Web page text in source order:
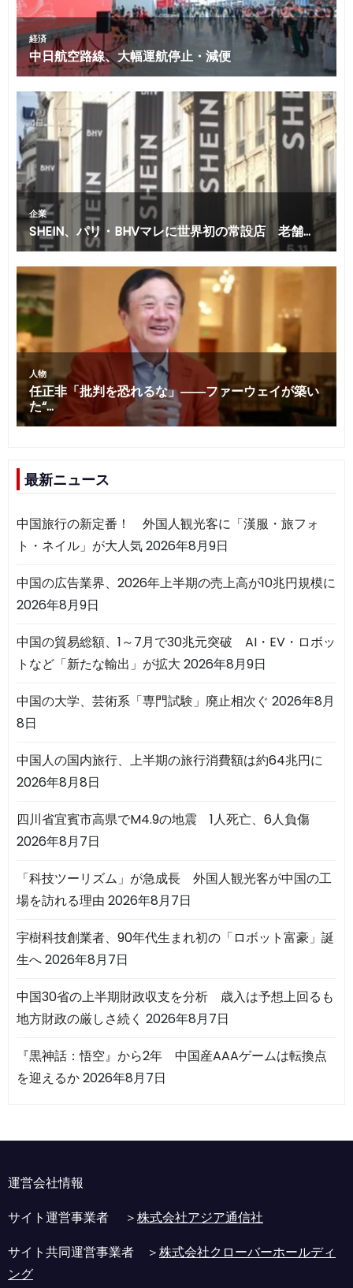
最新ニュース
中国旅行の新定番！ 外国人観光客に「漢服・旅フォ
ト・ネイル」が大人気2026年8月9日
中国の広告業界、2026年上半期の売上高が10兆円規模に
2026年8月9日
中国の貿易総額、1～7月で30兆元突破 AI・EV・ロボッ
トなど「新たな輸出」が拡大 2026年8月9日
中国の大学、芸術系「専門試験」廃止相次ぐ 2026年8月
8日
中国人の国内旅行、上半期の旅行消費額は約64兆円に
2026年8月8日
四川省宜賓市高県でM4.9の地震 1人死亡、6人負傷
2026年8月7日
「科技ツーリズム」が急成長 外国人観光客が中国の工
場を訪れる理由 2026年8月7日
宇樹科技創業者、90年代生まれ初の「ロボット富豪」誕
生へ2026年8月7日
中国30省の上半期財政収支を分析 歳入は予想上回るも
地方財政の厳しさ続く 2026年8月7日
『黒神話：悟空』から2年 中国産AAAゲームは転換点
を迎えるか2026年8月7日
運営会社情報
サイト運営事業者 ＞株式会社アジア通信社
サイト共同運営事業者 ＞株式会社クローバーホールディ
ング